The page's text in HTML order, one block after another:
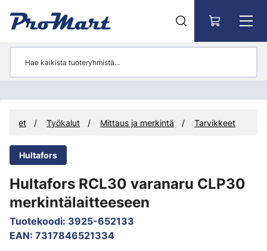
Työkalut Mittaus ja merkintä Tarvikkeet
Hultafors
Hultafors RCL30 varanaru CLP30
merkintälaitteeseen
Tuotekoodi: 3925-652133
EAN: 7317846521334